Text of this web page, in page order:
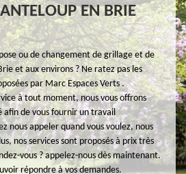
EN BRIE
ou de changement de grillage et de
et aux environs ? Ne ratez pas les
par Marc Espaces Verts .
à tout moment, nous vous offrons
de vous fournir un travail
nous appeler quand vous voulez, nous
nos services sont proposés à prix très
vous ? appelez-nous dès maintenant.
répondre à vos demandes.